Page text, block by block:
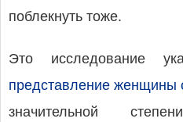
поблекнуть тоже.
Это исследование
представление женщины
значительной